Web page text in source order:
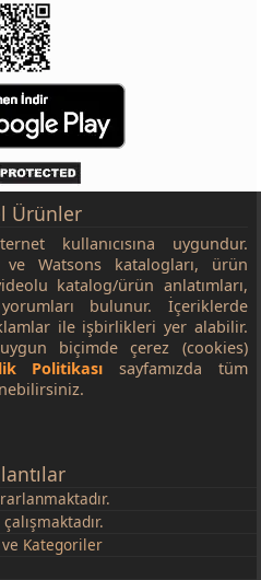
Ürünler
kullanıcısına uygundur.
Watsons katalogları, ürün
katalog/ürün anlatımları,
bulunur. İçeriklerde
ile işbirlikleri yer alabilir.
biçimde çerez (cookies)
Politikası sayfamızda tüm
ve Kategoriler